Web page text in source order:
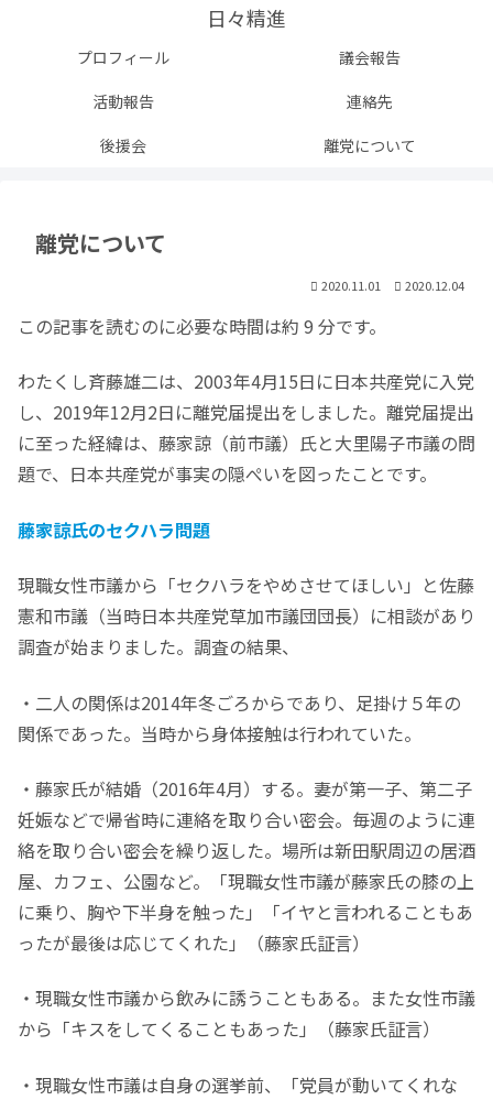
日々精進
プロフィール
議会報告
活動報告
連絡先
後援会
離党について
離党について
2020.11.01 2020.12.04
この記事を読むのに必要な時間は約 9 分です。
わたくし斉藤雄二は、2003年4月15日に日本共産党に入党
し、2019年12月2日に離党届提出をしました。離党届提出
に至った経緯は、藤家諒（前市議）氏と大里陽子市議の問
題で、日本共産党が事実の隠ぺいを図ったことです。
藤家諒氏のセクハラ問題
現職女性市議から「セクハラをやめさせてほしい」と佐藤
憲和市議（当時日本共産党草加市議団団長）に相談があり
調査が始まりました。調査の結果、
・二人の関係は2014年冬ごろからであり、足掛け５年の
関係であった。当時から身体接触は行われていた。
・藤家氏が結婚（2016年4月）する。妻が第一子、第二子
妊娠などで帰省時に連絡を取り合い密会。毎週のように連
絡を取り合い密会を繰り返した。場所は新田駅周辺の居酒
屋、カフェ、公園など。「現職女性市議が藤家氏の膝の上
に乗り、胸や下半身を触った」「イヤと言われることもあ
ったが最後は応じてくれた」（藤家氏証言）
・現職女性市議から飲みに誘うこともある。また女性市議
から「キスをしてくることもあった」（藤家氏証言）
・現職女性市議は自身の選挙前、「党員が動いてくれな